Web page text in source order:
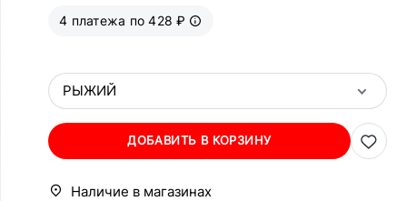
4 платежа по 428 ₽
РЫЖИЙ
ДОБАВИТЬ В КОРЗИНУ
Наличие в магазинах